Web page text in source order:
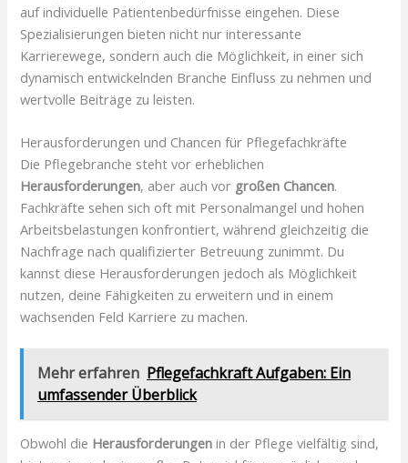
auf individuelle Patientenbedürfnisse eingehen. Diese
Spezialisierungen bieten nicht nur interessante
Karrierewege, sondern auch die Möglichkeit, in einer sich
dynamisch entwickelnden Branche Einfluss zu nehmen und
wertvolle Beiträge zu leisten.
Herausforderungen und Chancen für Pflegefachkräfte
Die Pflegebranche steht vor erheblichen
Herausforderungen, aber auch vor großen Chancen.
Fachkräfte sehen sich oft mit Personalmangel und hohen
Arbeitsbelastungen konfrontiert, während gleichzeitig die
Nachfrage nach qualifizierter Betreuung zunimmt. Du
kannst diese Herausforderungen jedoch als Möglichkeit
nutzen, deine Fähigkeiten zu erweitern und in einem
wachsenden Feld Karriere zu machen.
Mehr erfahren Pflegefachkraft Aufgaben: Ein
umfassender Überblick
Obwohl die Herausforderungen in der Pflege vielfältig sind,